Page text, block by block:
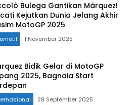
Bulega Gantikan Márquez!
Kejutkan Dunia Jelang Akhir
MotoGP 2025
1 November 2025
Bidik Gelar di MotoGP
2025, Bagnaia Start
28 September 2025